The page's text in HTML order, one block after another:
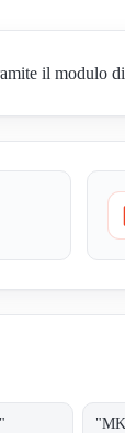
il modulo